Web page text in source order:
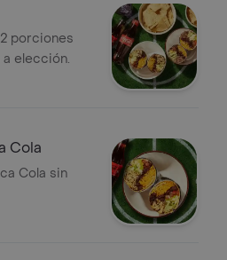
porciones
elección.
Cola
Cola sin